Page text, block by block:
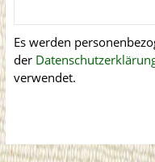
Es werden
der
verwendet.